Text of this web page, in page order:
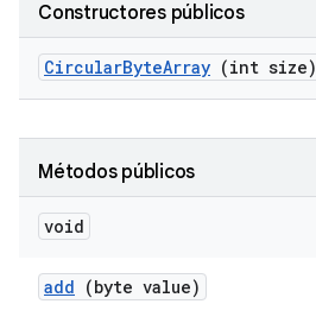
Constructores públicos
CircularByteArray (int size)
Métodos públicos
void
add (byte value)